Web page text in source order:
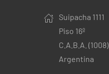
Suipacha 1111
Piso 16º
C.A.B.A. (1008)
Argentina